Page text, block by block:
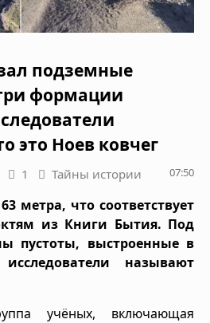
подземные
формации
это Ноев ковчег
1 Тайны истории 07:50
метра, что соответствует
из Книги Бытия. Под
пустоты, выстроенные в
называют
учёных, включающая